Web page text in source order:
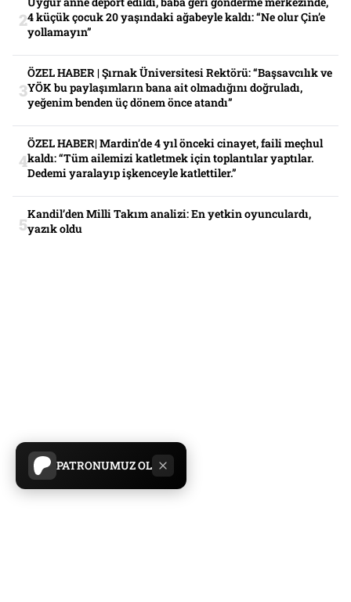
PATRONUMUZ OL
4 küçük çocuk 20 yaşındaki ağabeyle kaldı: “Ne olur Çin’e
yollamayın”
ÖZEL HABER | Şırnak Üniversitesi Rektörü: “Başsavcılık ve
YÖK bu paylaşımların bana ait olmadığını doğruladı,
yeğenim benden üç dönem önce atandı”
ÖZEL HABER| Mardin’de 4 yıl önceki cinayet, faili meçhul
kaldı: “Tüm ailemizi katletmek için toplantılar yaptılar.
Dedemi yaralayıp işkenceyle katlettiler.”
Kandil’den Milli Takım analizi: En yetkin oyunculardı,
yazık oldu